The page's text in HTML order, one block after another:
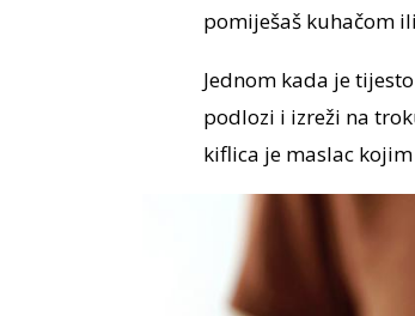
pomiješaš kuhačom
Jednom kada je
podlozi i izreži na
kiflica je maslac